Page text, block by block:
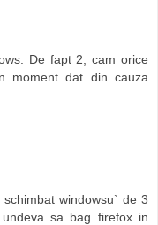
De fapt 2, cam orice
moment dat din cauza
windowsu` de 3
sa bag firefox in